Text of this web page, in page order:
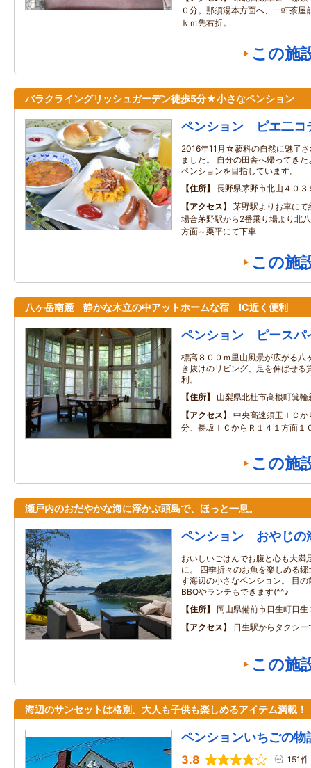
０分。那須湯本方面へ、一軒茶屋
ｋｍ先右折。
この施
バラクライングリッシュガーデン徒歩5分★小さなペンション
ペンション ピエ二コ
2016年11月☆蓼科の自然に魅了
ました。 自分の田舎へ帰ってき
ペンションを目指しています。
住所
長野県茅野市北山４０３
アクセス
茅野駅よりお車に
場合茅野駅から2番乗り場より北
方面～栗平にて下車
この施
八ヶ岳南麓 静かな木立の中アットホームな宿 IC近く便利
ペンション ピースパ
標高８００ｍ里山風景が広がる八
き抜けのリビング、足を伸ばせる
利。
住所
山梨県北杜市高根町箕
アクセス
中央高速須玉ＩＣ
分、長坂ＩＣからＲ１４１方面１
この施
瀬戸内のおだやかな海に浮かぶ頭島で、ほっと一息。
ペンション おやじの
おいしいごはんでお腹と心も大満
に。 四季折々のお魚を楽しめる
す海辺の小さなペンション。 目
BBQやランチもできます(^^♪
住所
岡山県備前市日生町日
アクセス
日生駅からタクシ
この施
海辺のサンセットは格別。大人も子供も楽しめるアイテム満載！
ペンションいちごの物
3.8 151件